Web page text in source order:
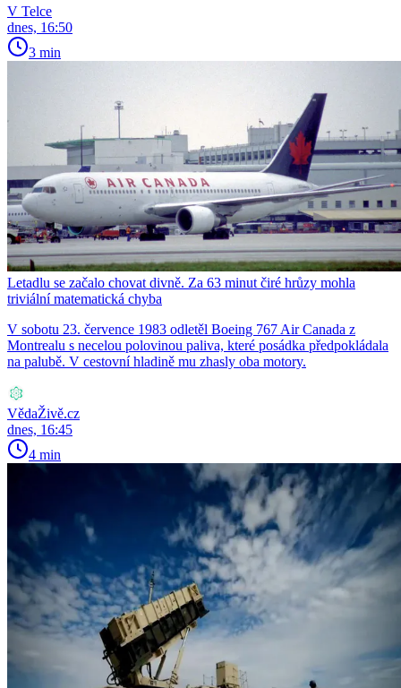
V Telce
dnes, 16:50
3 min
Letadlu se začalo chovat divně. Za 63 minut čiré hrůzy mohla
triviální matematická chyba
V sobotu 23. července 1983 odletěl Boeing 767 Air Canada z
Montrealu s necelou polovinou paliva, které posádka předpokládala
na palubě. V cestovní hladině mu zhasly oba motory.
VědaŽivě.cz
dnes, 16:45
4 min